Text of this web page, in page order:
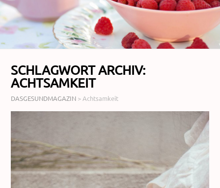
SCHLAGWORT ARCHIV:
ACHTSAMKEIT
DASGESUNDMAGAZIN > Achtsamkeit